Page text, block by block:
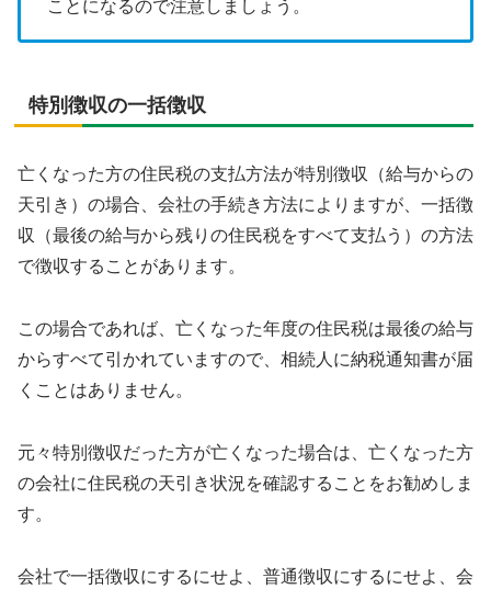
ことになるので注意しましょう。
特別徴収の一括徴収
亡くなった方の住民税の支払方法が特別徴収（給与からの
天引き）の場合、会社の手続き方法によりますが、一括徴
収（最後の給与から残りの住民税をすべて支払う）の方法
で徴収することがあります。
この場合であれば、亡くなった年度の住民税は最後の給与
からすべて引かれていますので、相続人に納税通知書が届
くことはありません。
元々特別徴収だった方が亡くなった場合は、亡くなった方
の会社に住民税の天引き状況を確認することをお勧めしま
す。
会社で一括徴収にするにせよ、普通徴収にするにせよ、会